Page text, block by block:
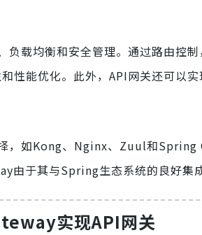
负载均衡和安全管理。通过路由控
性能优化。此外，API网关还可以
，如Kong、Nginx、Zuul和
于其与Spring生态系统的良好集
实现API网关